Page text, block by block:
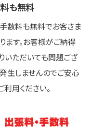
も無料
数料も無料でお客さま
ます。お客様がご納得
いただいても問題ござ
生しませんのでご安心
用ください。